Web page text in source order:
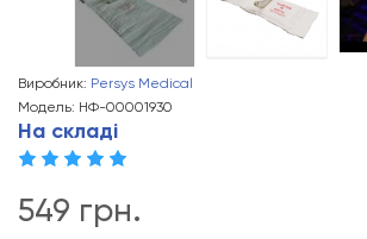
Виробник: Persys Medical
Модель: НФ-00001930
На складі
549 грн.